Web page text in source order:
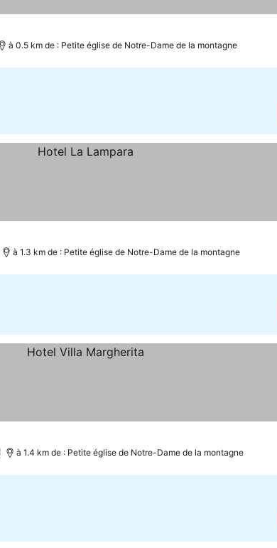
à 0.5 km de : Petite église de Notre-Dame de la montagne
à 1.3 km de : Petite église de Notre-Dame de la montagne
à 1.4 km de : Petite église de Notre-Dame de la montagne